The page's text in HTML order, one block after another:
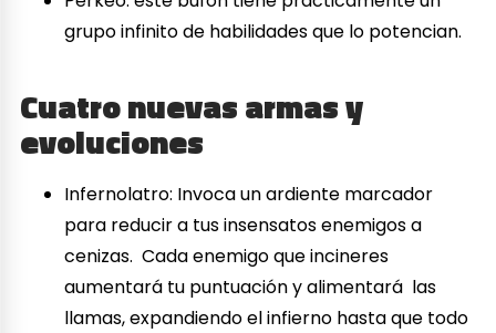
grupo infinito de habilidades que lo potencian.
Cuatro nuevas armas y
evoluciones
Infernolatro: Invoca un ardiente marcador
para reducir a tus insensatos enemigos a
cenizas. Cada enemigo que incineres
aumentará tu puntuación y alimentará las
llamas, expandiendo el infierno hasta que todo